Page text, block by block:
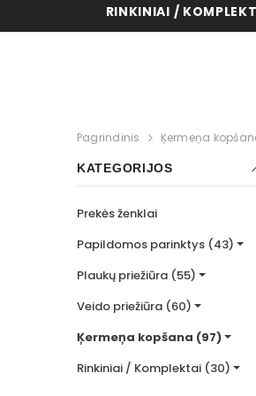
RINKINIAI /
Pagrindinis Ķermeņa
KATEGORIJOS
Prekės ženklai
Papildomos parinktys (43)
Plaukų priežiūra (55)
Veido priežiūra (60)
Ķermeņa kopšana (97)
Rinkiniai / Komplektai (30)